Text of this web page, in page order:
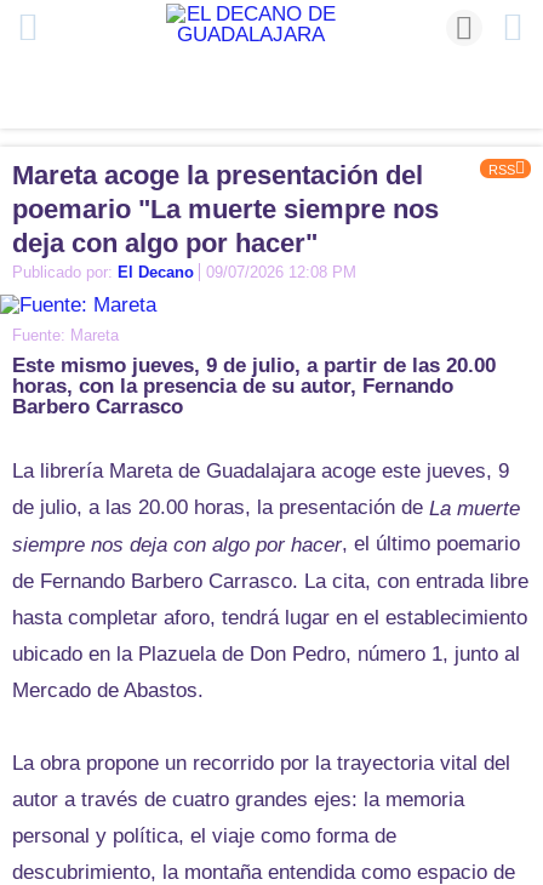
RSS
Mareta acoge la presentación del
poemario "La muerte siempre nos
deja con algo por hacer"
Publicado por: El Decano 09/07/2026 12:08 PM
Fuente: Mareta
Este mismo jueves, 9 de julio, a partir de las 20.00
horas, con la presencia de su autor, Fernando
Barbero Carrasco
La librería Mareta de Guadalajara acoge este jueves, 9
de julio, a las 20.00 horas, la presentación de La muerte
siempre nos deja con algo por hacer, el último poemario
de Fernando Barbero Carrasco. La cita, con entrada libre
hasta completar aforo, tendrá lugar en el establecimiento
ubicado en la Plazuela de Don Pedro, número 1, junto al
Mercado de Abastos.
La obra propone un recorrido por la trayectoria vital del
autor a través de cuatro grandes ejes: la memoria
personal y política, el viaje como forma de
descubrimiento, la montaña entendida como espacio de